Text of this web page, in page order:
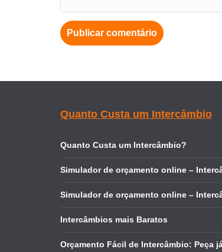
Quanto Custa um Intercâmbio
Quanto Custa um Intercâmbio?
Simulador de orçamento online –
Simulador de orçamento online –
Intercâmbios mais Baratos
Orçamento Fácil de Intercâmbio: Peça